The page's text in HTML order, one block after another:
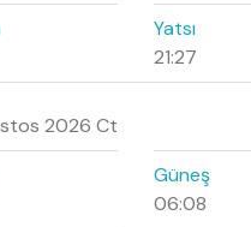
Yatsı
21:27
2026 Ct
Güneş
06:08